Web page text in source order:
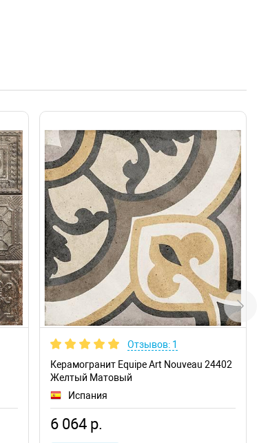
Отзывов: 1
Керамогранит Equipe Art Nouveau 24402
Желтый Матовый
Испания
6 064 р.